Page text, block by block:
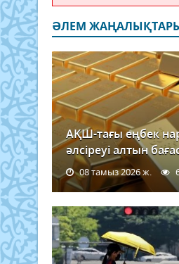
ӘЛЕМ
АҚШ-тағы еңбек
әлсіреуі алтын
08 тамыз 2026 ж.